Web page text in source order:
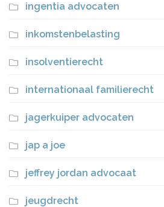
ingentia advocaten
inkomstenbelasting
insolventierecht
internationaal familierecht
jagerkuiper advocaten
jap a joe
jeffrey jordan advocaat
jeugdrecht